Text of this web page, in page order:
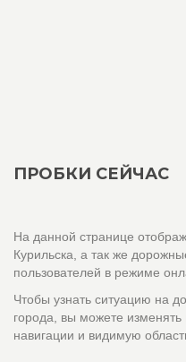
ПРОБКИ СЕЙЧАС
На данной странице
Курильска, а так же
пользователей в режиме
Чтобы узнать ситуацию на
города, вы можете
навигации и видимую